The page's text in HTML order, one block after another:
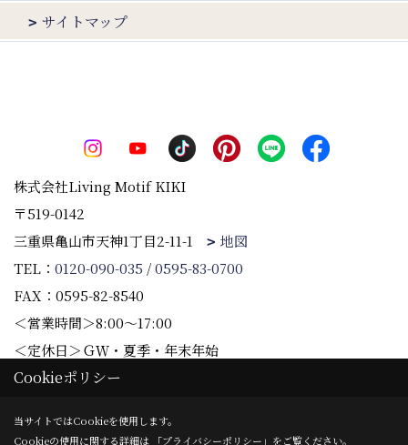
サイトマップ
株式会社Living Motif KIKI
〒519-0142
三重県亀山市天神1丁目2-11-1
地図
TEL： 0120-090-035 /0595-83-0700
FAX：0595-82-8540
＜営業時間＞8:00～17:00
＜定休日＞ＧＷ・夏季・年末年始
Copyright (c) 株式会社Living Motif KIKI. All Rights Reserved.
Cookieポリシー
当サイトではCookieを使用します。
Cookieの使用に関する詳細は 「プライバシーポリシー 」をご覧ください。